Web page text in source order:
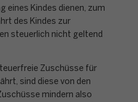
eines Kindes dienen, zum
des Kindes zur
steuerlich nicht geltend
Zuschüsse für
sind diese von den
mindern also